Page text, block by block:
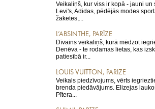
Veikaliņš, kur viss ir kopā - jauni
Levi's, Adidas, pēdējās modes
žaketes,...
L’ABSINTHE, PARĪZE
Dīvains veikaliņš, kurā mēdzot
Denēva - te rodamas lietas, kas
patiesībā ir...
LOUIS VUITTON, PARĪZE
Veikals piedzīvojums, vērts
brenda piedāvājums. Elizejas
Pītera...